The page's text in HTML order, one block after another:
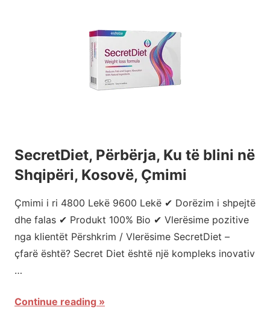
SecretDiet, Përbërja, Ku të blini në
Shqipëri, Kosovë, Çmimi
Çmimi i ri 4800 Lekë 9600 Lekë ✔ Dorëzim i shpejtë
dhe falas ✔ Produkt 100% Bio ✔ Vlerësime pozitive
nga klientët Përshkrim / Vlerësime SecretDiet –
çfarë është? Secret Diet është një kompleks inovativ
…
Continue reading